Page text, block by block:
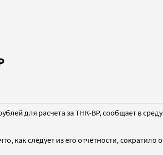
для расчета за ТНК-ВР, сообщает в среду
как следует из его отчетности, сократило